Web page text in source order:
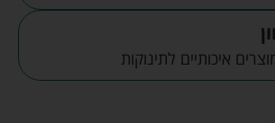
איכותיים לתינוקות